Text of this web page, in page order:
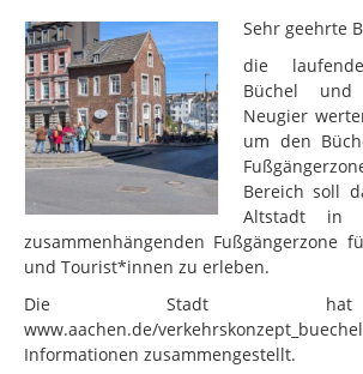
Sehr geehrte
die
Büchel
Neugier
um den
Bereich soll
Altstadt in
zusammenhängenden Fußgängerzone
und Tourist*innen zu erleben.
Die Stadt
www.aachen.de/
Informationen zusammengestellt.